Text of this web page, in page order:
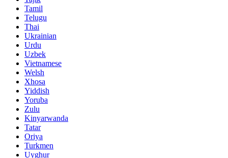
Tamil
Telugu
Thai
Ukrainian
Urdu
Uzbek
Vietnamese
Welsh
Xhosa
Yiddish
Yoruba
Zulu
Kinyarwanda
Tatar
Oriya
Turkmen
Uyghur